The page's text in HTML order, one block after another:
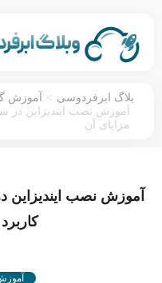
بلاگ ابرفردوسی > آموزش
آموزش نصب ایندیزاین در
مزایای آن
آموزش نصب ایندیزاین